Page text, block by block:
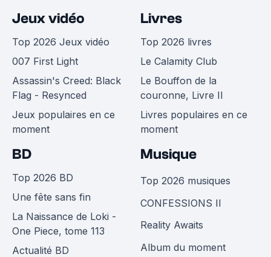
Jeux vidéo
Top 2026 Jeux vidéo
007 First Light
Assassin's Creed: Black
Flag - Resynced
Jeux populaires en ce
moment
Livres
Top 2026 livres
Le Calamity Club
Le Bouffon de la
couronne, Livre II
Livres populaires en ce
moment
BD
Top 2026 BD
Une fête sans fin
La Naissance de Loki -
One Piece, tome 113
Actualité BD
Musique
Top 2026 musiques
CONFESSIONS II
Reality Awaits
Album du moment